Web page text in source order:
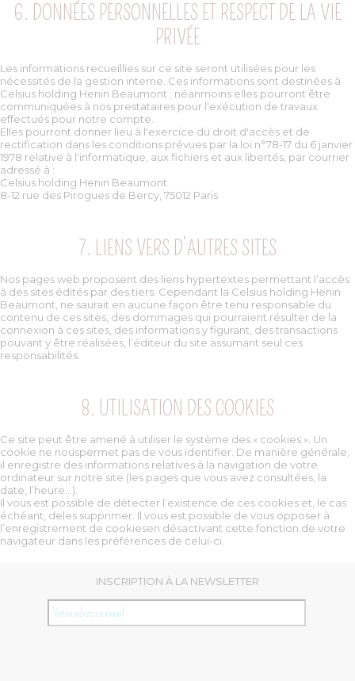
6. DONNÉES PERSONNELLES ET RESPECT DE LA VIE
PRIVÉE
Les informations recueillies sur ce site seront utilisées pour les
nécessités de la gestion interne. Ces informations sont destinées à
Celsius holding Henin Beaumont ; néanmoins elles pourront être
communiquées à nos prestataires pour l'exécution de travaux
effectués pour notre compte.
Elles pourront donner lieu à l'exercice du droit d'accès et de
rectification dans les conditions prévues par la loi n°78-17 du 6 janvier
1978 relative à l'informatique, aux fichiers et aux libertés, par courrier
adressé à :
Celsius holding Henin Beaumont
8-12 rue des Pirogues de Bercy, 75012 Paris
7. LIENS VERS D’AUTRES SITES
Nos pages web proposent des liens hypertextes permettant l’accès
à des sites édités par des tiers. Cependant la Celsius holding Henin
Beaumont, ne saurait en aucune façon être tenu responsable du
contenu de ces sites, des dommages qui pourraient résulter de la
connexion à ces sites, des informations y figurant, des transactions
pouvant y être réalisées, l’éditeur du site assumant seul ces
responsabilités.
8. UTILISATION DES COOKIES
Ce site peut être amené à utiliser le système des « cookies ». Un
cookie ne nouspermet pas de vous identifier. De manière générale,
il enregistre des informations relatives à la navigation de votre
ordinateur sur notre site (les pages que vous avez consultées, la
date, l’heure...).
Il vous est possible de détecter l’existence de ces cookies et, le cas
échéant, deles supprimer. Il vous est possible de vous opposer à
l’enregistrement de cookiesen désactivant cette fonction de votre
navigateur dans les préférences de celui-ci.
INSCRIPTION À LA NEWSLETTER